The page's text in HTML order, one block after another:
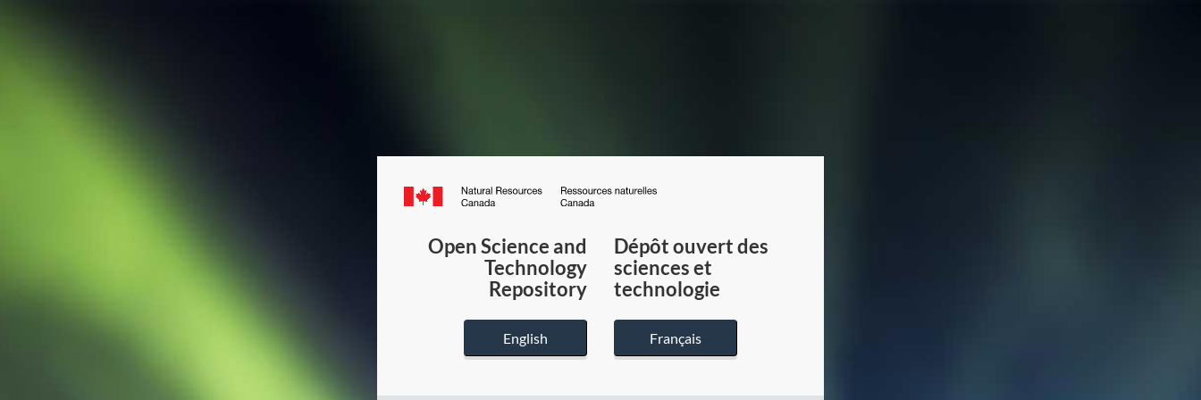
Canada.ca
du
Canada
Open Science and
Technology
Repository
English
Dépôt ouvert des
sciences et
technologie
Français